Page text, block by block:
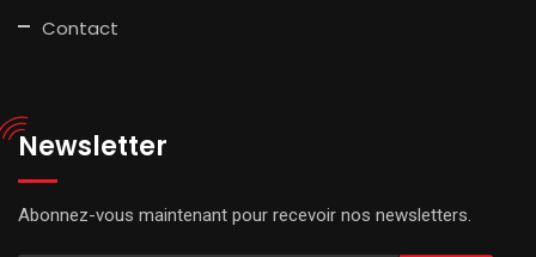
Contact
Newsletter
Abonnez-vous maintenant pour recevoir nos newsletters.